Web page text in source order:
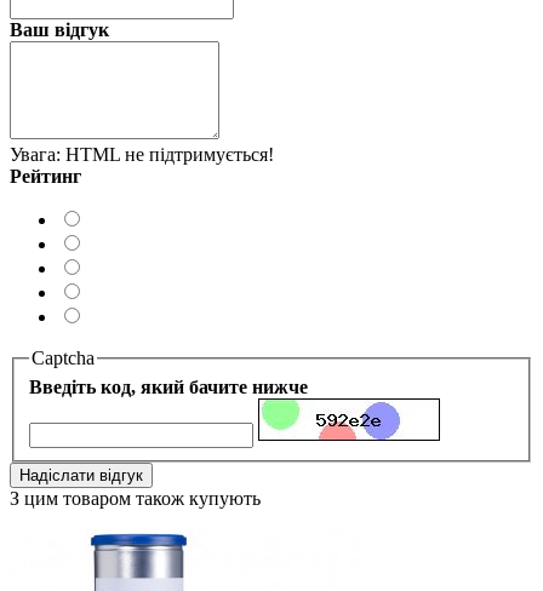
Ваш відгук
Увага: HTML не підтримується!
Рейтинг
Captcha
Введіть код, який бачите нижче
Надіслати відгук
З цим товаром також купують